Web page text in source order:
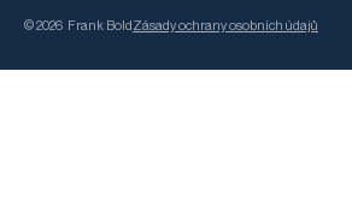
©2026 Frank Bold Zásady ochrany osobních údajů